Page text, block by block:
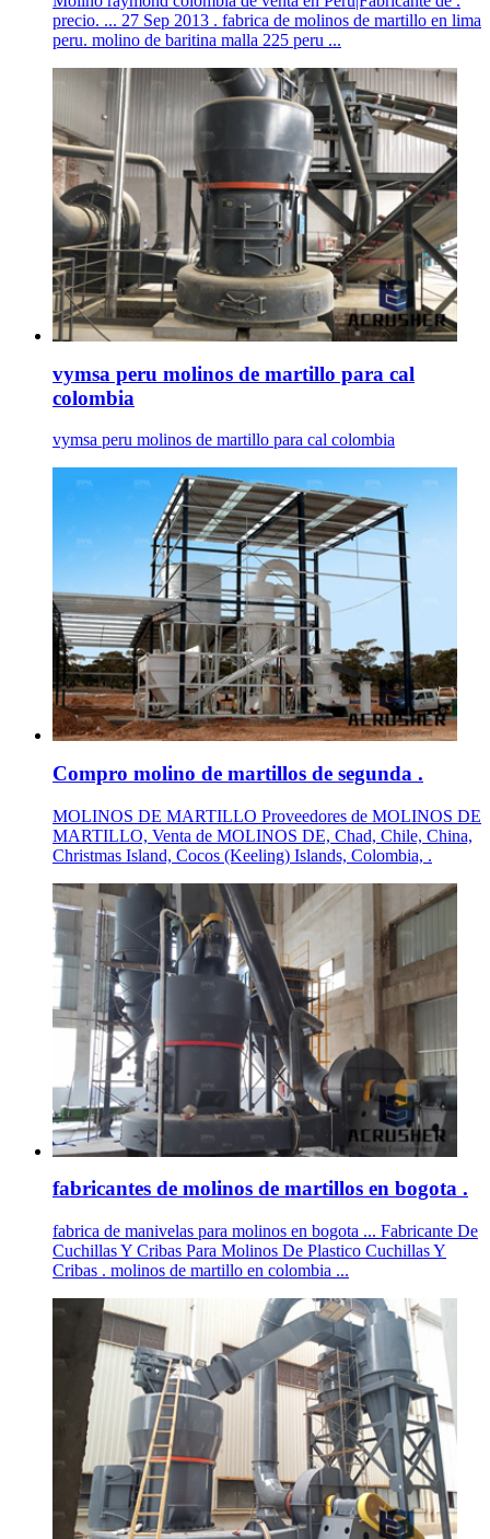
precio. ... 27 Sep 2013 . fabrica de molinos de martillo en lima
peru. molino de baritina malla 225 peru ...
vymsa peru molinos de martillo para cal
colombia
vymsa peru molinos de martillo para cal colombia
Compro molino de martillos de segunda .
MOLINOS DE MARTILLO Proveedores de MOLINOS DE
MARTILLO, Venta de MOLINOS DE, Chad, Chile, China,
Christmas Island, Cocos (Keeling) Islands, Colombia, .
fabricantes de molinos de martillos en bogota .
fabrica de manivelas para molinos en bogota ... Fabricante De
Cuchillas Y Cribas Para Molinos De Plastico Cuchillas Y
Cribas . molinos de martillo en colombia ...